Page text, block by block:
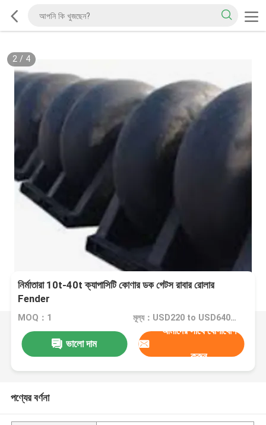
2/ 4
নির্মাতারা 10t-40t ক্যাপাসিটি কোণার ডক গেটস রাবার রোলার
Fender
MOQ：1 মূল্য：USD220 to USD640 Per Piece
ভালো দাম
আমাদের সাথে যোগাযোগ
করুন
পণ্যের বর্ণনা